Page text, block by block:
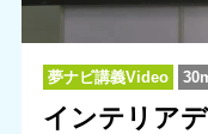
夢ナビ講義Video
インテリア